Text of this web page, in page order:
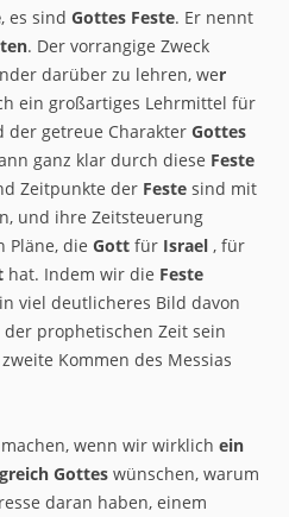
, es sind Gottes Feste. Er nennt
. Der vorrangige Zweck
darüber zu lehren, wer
ein großartiges Lehrmittel für
der getreue Charakter Gottes
ganz klar durch diese Feste
Zeitpunkte der Feste sind mit
und ihre Zeitsteuerung
Pläne, die Gott für Israel , für
hat. Indem wir die Feste
viel deutlicheres Bild davon
prophetischen Zeit sein
Kommen des Messias
wenn wir wirklich ein
Gottes wünschen, warum
daran haben, einem